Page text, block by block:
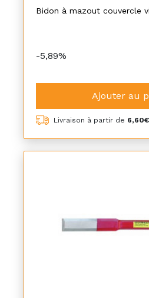
Bidon à mazout couvercle
-5,89%
Ajouter au
Livraison à partir de 6,60€